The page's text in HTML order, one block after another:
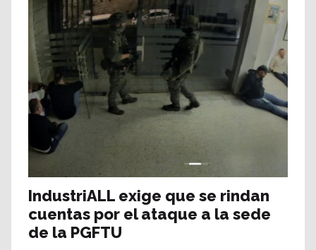
IndustriALL exige que se rindan
cuentas por el ataque a la sede
de la PGFTU